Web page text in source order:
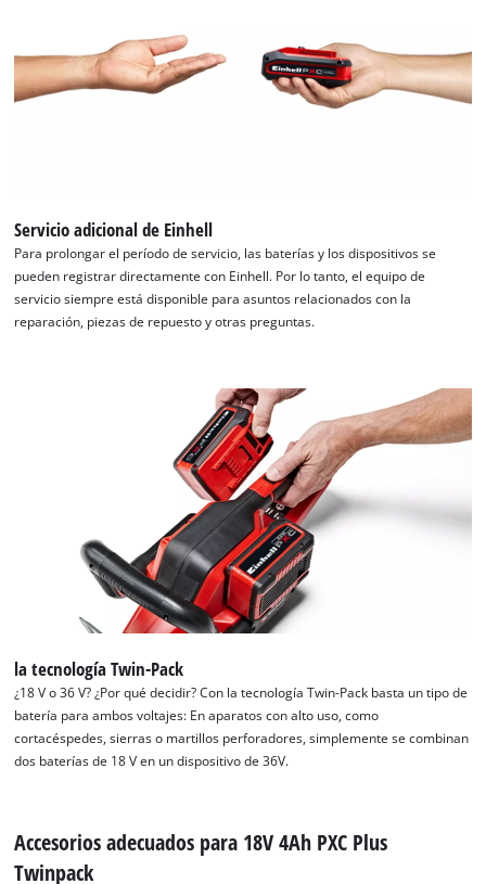
¡Necesitamos su consentimiento para
cargar el servicio Google Maps!
visitor. The website owner needs to setup
the site with their CMP to add this content
to the list of technologies used.
Powered byUsercentrics Consent
Management Platform
Servicio adicional de Einhell
Para prolongar el período de servicio, las baterías y los dispositivos se
pueden registrar directamente con Einhell. Por lo tanto, el equipo de
servicio siempre está disponible para asuntos relacionados con la
reparación, piezas de repuesto y otras preguntas.
la tecnología Twin-Pack
¿18 V o 36 V? ¿Por qué decidir? Con la tecnología Twin-Pack basta un tipo de
batería para ambos voltajes: En aparatos con alto uso, como
cortacéspedes, sierras o martillos perforadores, simplemente se combinan
dos baterías de 18 V en un dispositivo de 36V.
Accesorios adecuados para 18V 4Ah PXC Plus
Twinpack